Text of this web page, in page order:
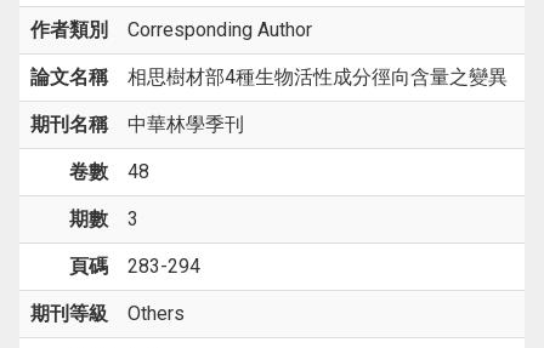
作者類別 Corresponding Author
論文名稱 相思樹材部4種生物活性成分徑向含量之變異
期刊名稱 中華林學季刊
卷數 48
期數 3
頁碼 283-294
期刊等級 Others